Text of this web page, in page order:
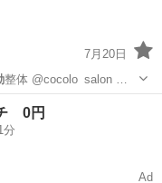
7月20日
ョップ
0円
分
Ad